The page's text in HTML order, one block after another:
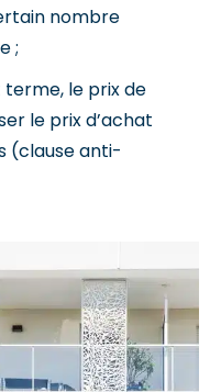
nombre
;
le prix de
le prix d’achat
(clause anti-